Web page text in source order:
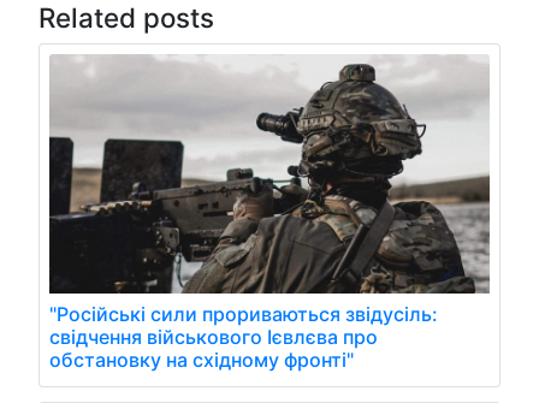
Related posts
"Російські сили прориваються звідусіль:
свідчення військового Ієвлєва про
обстановку на східному фронті"